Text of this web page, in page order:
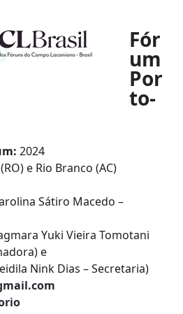
Fór
um
Por
to-
2024
e Rio Branco (AC)
Sátiro Macedo –
Yuki Vieira Tomotani
e
Nink Dias – Secretaria)